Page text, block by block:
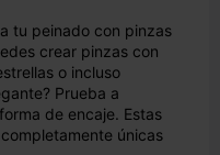
tu peinado con pinzas
crear pinzas con
o incluso
Prueba a
de encaje. Estas
únicas